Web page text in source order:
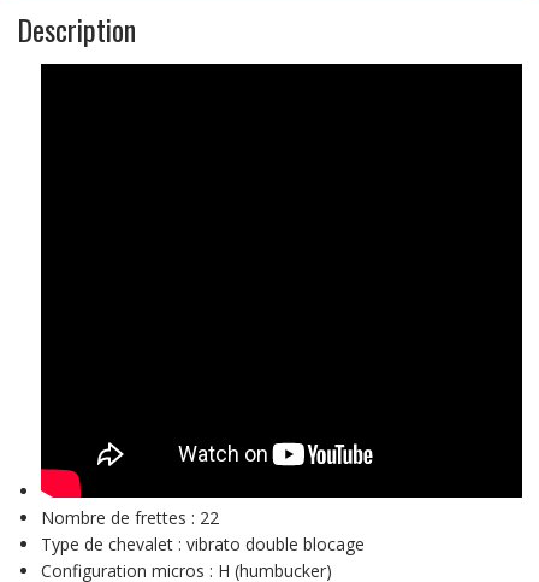
Description
Nombre de frettes : 22
Type de chevalet : vibrato double blocage
Configuration micros : H (humbucker)